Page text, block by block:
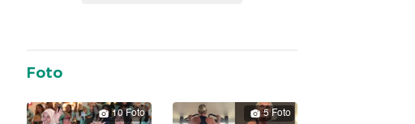
Foto
10 Foto 5 Foto